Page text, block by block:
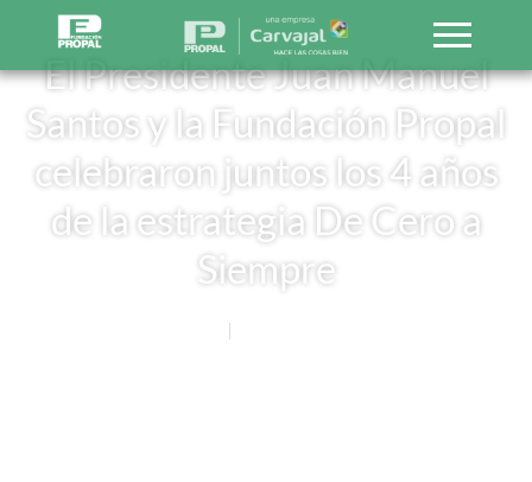
El Presidente Juan Manuel
Santos y la Fundación Propal
celebraron juntos los 4 años
de la estrategia De Cero a
Siempre